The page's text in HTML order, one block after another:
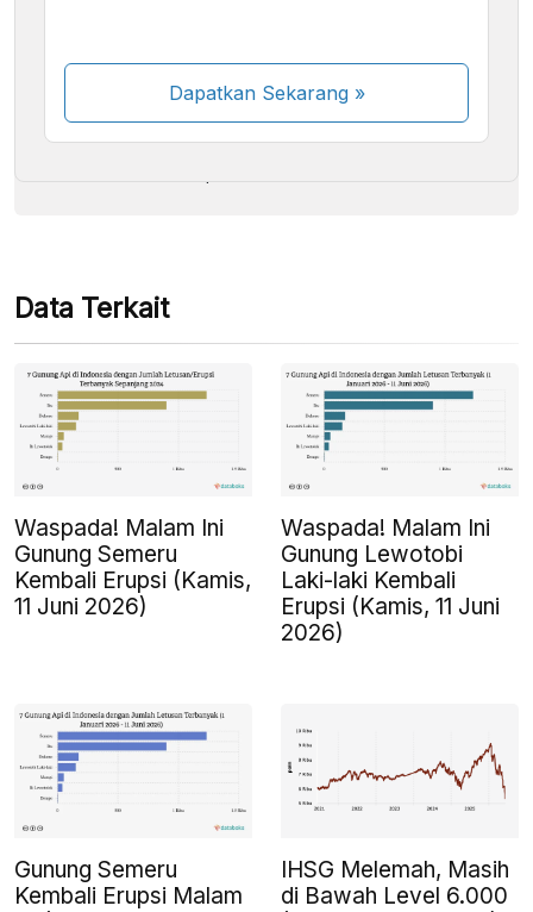
Dapatkan Sekarang»
Beberapa metode pembayaran masih dalam
Data Terkait
Waspada! Malam Ini
Gunung Semeru
Kembali Erupsi (Kamis,
11 Juni 2026)
Waspada! Malam Ini
Gunung Lewotobi
Laki-laki Kembali
Erupsi (Kamis, 11 Juni
2026)
Gunung Semeru
Kembali Erupsi Malam
IHSG Melemah, Masih
di Bawah Level 6.000